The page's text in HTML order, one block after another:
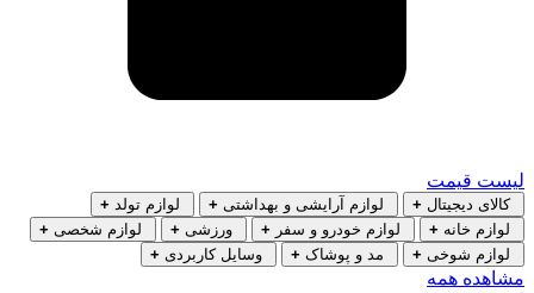
لیست قیمت
کالای دیجیتال + لوازم آرایشی و بهداشتی + لوازم تولد +
لوازم خانه + لوازم خودرو و سفر + ورزشی + لوازم شخصی +
لوازم شوخی + مد و پوشاک + وسایل کاربردی +
مشاهده همه